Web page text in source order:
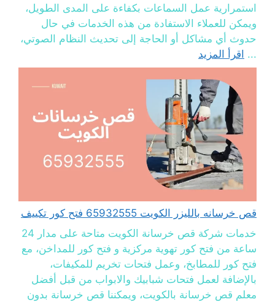
استمرارية عمل السماعات بكفاءة على المدى الطويل،
ويمكن للعملاء الاستفادة من هذه الخدمات في حال
حدوث أي مشاكل أو الحاجة إلى تحديث النظام الصوتي،
... اقرأ المزيد
قص خرسانه بالليزر الكويت 65932555 فتح كور تكييف
خدمات شركة قص خرسانة الكويت متاحة على مدار 24
ساعة من فتح كور تهوية مركزية و فتح كور للمداخن، مع
فتح كور للمطابخ، وعمل فتحات تخريم للمكيفات،
بالإضافة لعمل فتحات شبابيك والابواب من قبل أفضل
معلم قص خرسانة بالكويت، ويمكننا قص خرسانة بدون